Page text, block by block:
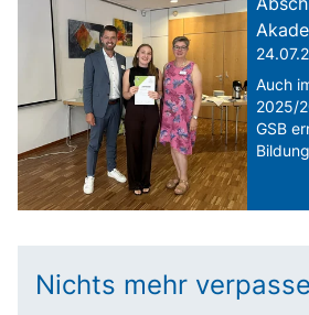
Auch
2025/
GSB
Nichts mehr